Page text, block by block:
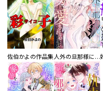
佐伯かよの作品集 人外の旦那様に娶られ毎晩ナカまで愛される…。アンソロジー